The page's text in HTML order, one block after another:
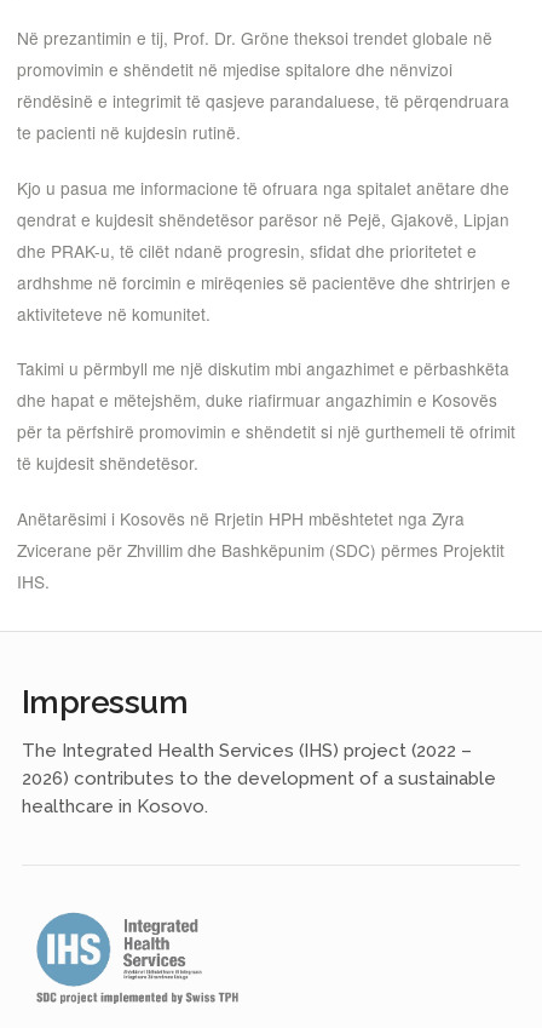
Në prezantimin e tij, Prof. Dr. Gröne theksoi trendet globale në
promovimin e shëndetit në mjedise spitalore dhe nënvizoi
rëndësinë e integrimit të qasjeve parandaluese, të përqendruara
te pacienti në kujdesin rutinë.
Kjo u pasua me informacione të ofruara nga spitalet anëtare dhe
qendrat e kujdesit shëndetësor parësor në Pejë, Gjakovë, Lipjan
dhe PRAK-u, të cilët ndanë progresin, sfidat dhe prioritetet e
ardhshme në forcimin e mirëqenies së pacientëve dhe shtrirjen e
aktiviteteve në komunitet.
Takimi u përmbyll me një diskutim mbi angazhimet e përbashkëta
dhe hapat e mëtejshëm, duke riafirmuar angazhimin e Kosovës
për ta përfshirë promovimin e shëndetit si një gurthemeli të ofrimit
të kujdesit shëndetësor.
Anëtarësimi i Kosovës në Rrjetin HPH mbështetet nga Zyra
Zvicerane për Zhvillim dhe Bashkëpunim (SDC) përmes Projektit
IHS.
Impressum
The Integrated Health Services (IHS) project (2022 –
2026) contributes to the development of a sustainable
healthcare in Kosovo.